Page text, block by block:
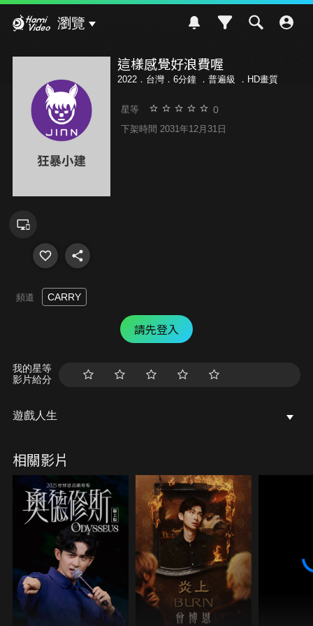
瀏覽
這樣感覺好浪費喔
2022．台灣．6分鐘 ． 普遍級 ．HD畫質
星等 0
下架時間 2031年12月31日
頻道 CARRY
請先登入
我的星等
影片給分
遊戲人生
相關影片